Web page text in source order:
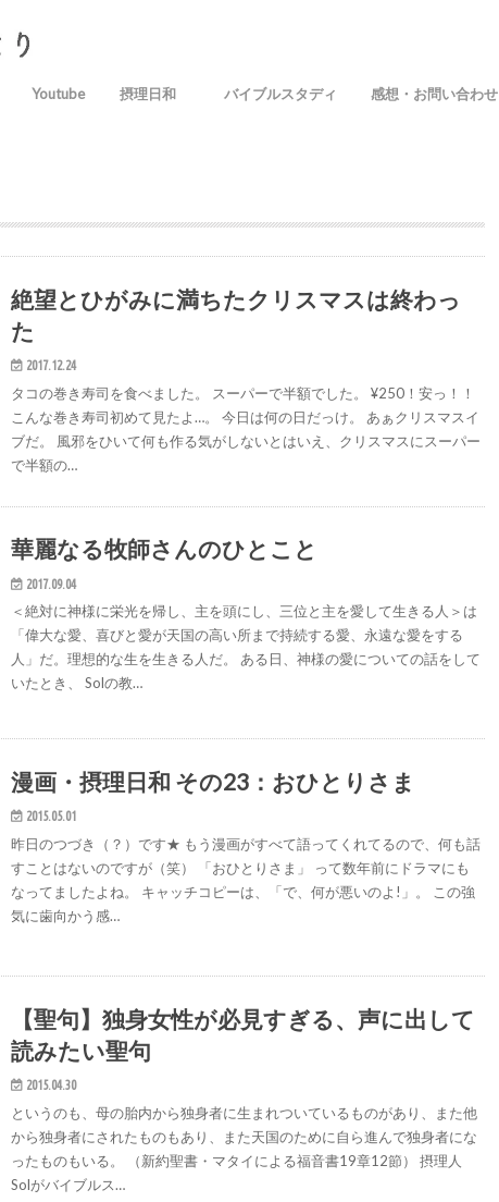
Youtube 摂理日和 バイブルスタディ 感想・お問い合わせ
絶望とひがみに満ちたクリスマスは終わっ
た
2017.12.24
タコの巻き寿司を食べました。 スーパーで半額でした。 ¥250！安っ！！
こんな巻き寿司初めて見たよ…。 今日は何の日だっけ。 あぁクリスマスイ
ブだ。 風邪をひいて何も作る気がしないとはいえ、クリスマスにスーパー
で半額の…
華麗なる牧師さんのひとこと
2017.09.04
＜絶対に神様に栄光を帰し、主を頭にし、三位と主を愛して生きる人＞は
「偉大な愛、喜びと愛が天国の高い所まで持続する愛、永遠な愛をする
人」だ。理想的な生を生きる人だ。 ある日、神様の愛についての話をして
いたとき、 Solの教…
漫画・摂理日和 その23：おひとりさま
2015.05.01
昨日のつづき（？）です★ もう漫画がすべて語ってくれてるので、何も話
すことはないのですが（笑） 「おひとりさま」 って数年前にドラマにも
なってましたよね。 キャッチコピーは、「で、何が悪いのよ!」。 この強
気に歯向かう感…
【聖句】独身女性が必見すぎる、声に出して
読みたい聖句
2015.04.30
というのも、母の胎内から独身者に生まれついているものがあり、また他
から独身者にされたものもあり、また天国のために自ら進んで独身者にな
ったものもいる。 （新約聖書・マタイによる福音書19章12節） 摂理人
Solがバイブルス…